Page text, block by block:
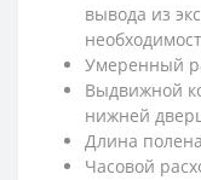
вывода из
Умеренный
Выдвижной
нижней
Длина
Часовой